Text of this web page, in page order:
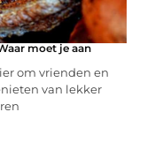
moet je aan
om vrienden en
van lekker